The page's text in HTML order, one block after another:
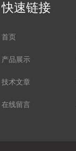
快速链接
首页
产品展示
技术文章
在线留言